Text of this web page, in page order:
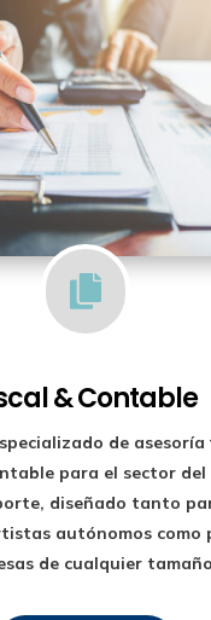

& Contable
de asesoría
para el sector del
, diseñado tanto
autónomos como
de cualquier